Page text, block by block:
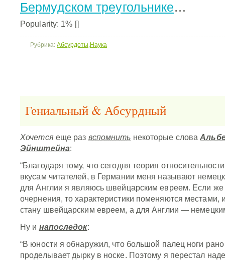
Бермудском треугольнике…
Popularity: 1% []
Рубрика: Абсурдоты,Наука
Гениальный & Абсурдный
Хочетсяеще раз вспомнить некоторые слова
Эйнштейна:
“Благодаря тому, что сегодня теория
вкусам читателей, в Германии меня называют
для Англии я являюсь швейцарским евреем. Если же
очернения, то характеристики поменяются местами,
стану швейцарским евреем, а для Англии —
Ну и напоследок:
“В юности я обнаружил, что большой палец ноги
проделывает дырку в носке. Поэтому я перестал